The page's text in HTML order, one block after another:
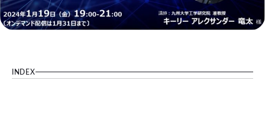
INDEX